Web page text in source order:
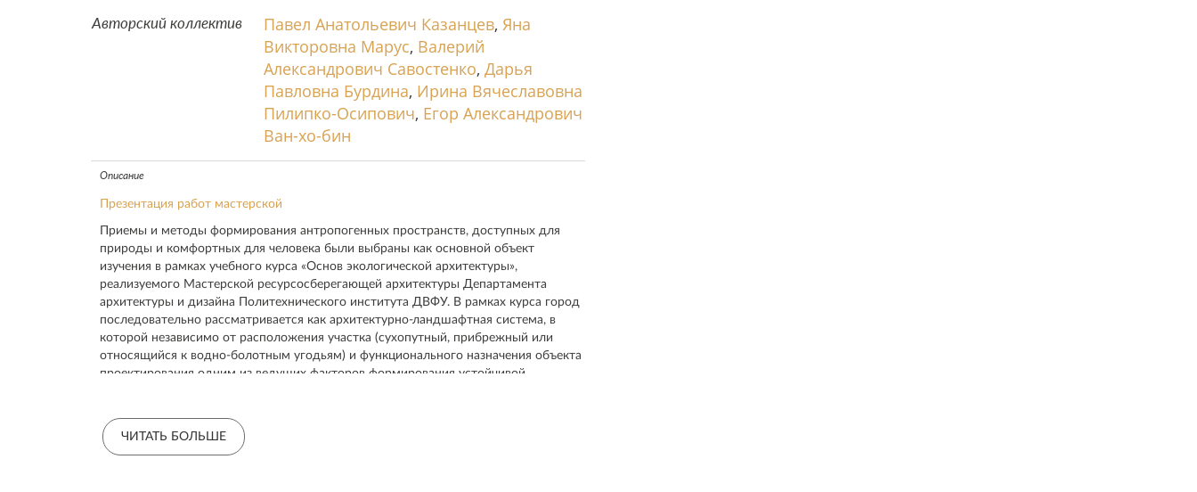
Авторский коллектив Павел Анатольевич Казанцев,Яна
Викторовна Марус, Валерий
Александрович Савостенко,Дарья
Павловна Бурдина, Ирина Вячеславовна
Пилипко-Осипович, Егор Александрович
Ван-хо-бин
Описание
Презентация работ мастерской
Приемы и методы формирования антропогенных пространств, доступных для
природы и комфортных для человека были выбраны как основной объект
изучения в рамках учебного курса «Основ экологической архитектуры»,
реализуемого Мастерской ресурсосберегающей архитектуры Департамента
архитектуры и дизайна Политехнического института ДВФУ. В рамках курса город
последовательно рассматривается как архитектурно-ландшафтная система, в
которой независимо от расположения участка (сухопутный, прибрежный или
относящийся к водно-болотным угодьям) и функционального назначения объекта
проектирования одним из ведущих факторов формирования устойчивой
Курс включает три модуля:
ЧИТАТЬ БОЛЬШЕ